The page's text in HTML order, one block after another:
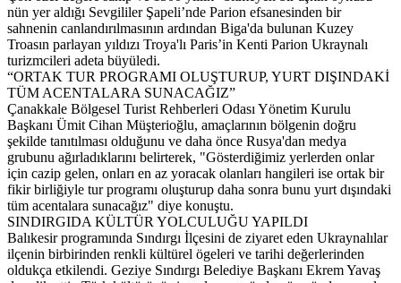
nün yer aldığı Sevgililer Şapeli’nde Parion efsanesinden bir
sahnenin canlandırılmasının ardından Biga'da bulunan Kuzey
Troasın parlayan yıldızı Troya'lı Paris’in Kenti Parion Ukraynalı
turizmcileri adeta büyüledi.
“ORTAK TUR PROGRAMI OLUŞTURUP, YURT DIŞINDAKİ
TÜM ACENTALARA SUNACAĞIZ”
Çanakkale Bölgesel Turist Rehberleri Odası Yönetim Kurulu
Başkanı Ümit Cihan Müşterioğlu, amaçlarının bölgenin doğru
şekilde tanıtılması olduğunu ve daha önce Rusya'dan medya
grubunu ağırladıklarını belirterek, "Gösterdiğimiz yerlerden onlar
için cazip gelen, onları en az yoracak olanları hangileri ise ortak bir
fikir birliğiyle tur programı oluşturup daha sonra bunu yurt dışındaki
tüm acentalara sunacağız" diye konuştu.
SINDIRGIDA KÜLTÜR YOLCULUĞU YAPILDI
Balıkesir programında Sındırgı İlçesini de ziyaret eden Ukraynalılar
ilçenin birbirinden renkli kültürel ögeleri ve tarihi değerlerinden
oldukça etkilendi. Geziye Sındırgı Belediye Başkanı Ekrem Yavaş